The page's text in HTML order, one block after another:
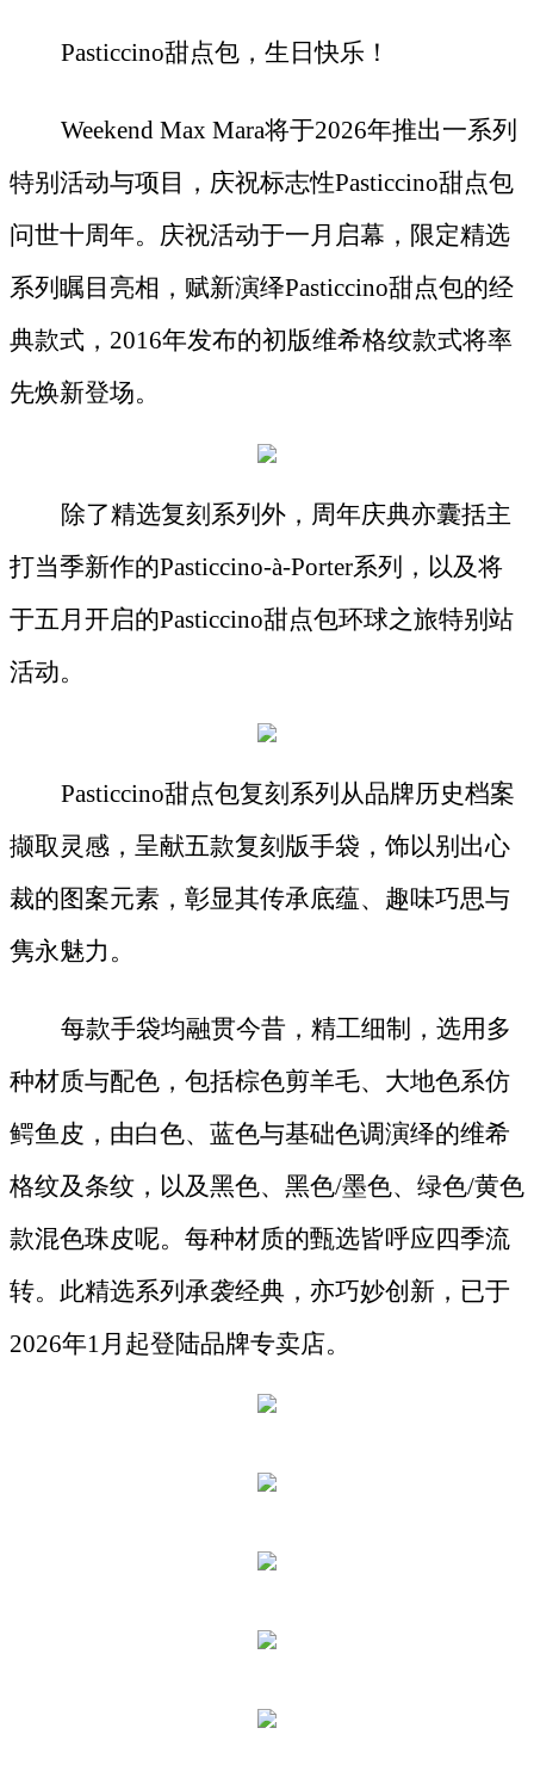
Pasticcino甜点包，生日快乐！
Weekend Max Mara将于2026年推出一系列
特别活动与项目，庆祝标志性Pasticcino甜点包
问世十周年。庆祝活动于一月启幕，限定精选
系列瞩目亮相，赋新演绎Pasticcino甜点包的经
典款式，2016年发布的初版维希格纹款式将率
先焕新登场。
除了精选复刻系列外，周年庆典亦囊括主
打当季新作的Pasticcino-à-Porter系列，以及将
于五月开启的Pasticcino甜点包环球之旅特别站
活动。
Pasticcino甜点包复刻系列从品牌历史档案
撷取灵感，呈献五款复刻版手袋，饰以别出心
裁的图案元素，彰显其传承底蕴、趣味巧思与
隽永魅力。
每款手袋均融贯今昔，精工细制，选用多
种材质与配色，包括棕色剪羊毛、大地色系仿
鳄鱼皮，由白色、蓝色与基础色调演绎的维希
格纹及条纹，以及黑色、黑色/墨色、绿色/黄色
款混色珠皮呢。每种材质的甄选皆呼应四季流
转。此精选系列承袭经典，亦巧妙创新，已于
2026年1月起登陆品牌专卖店。